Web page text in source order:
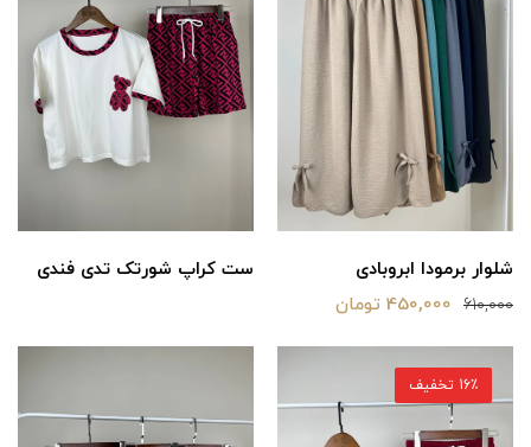
شلوار برمودا ابروبادی
610,000 450,000 تومان
ست کراپ شورتک تدی فندی
16٪ تخفیف